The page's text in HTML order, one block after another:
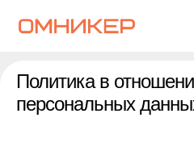
Политика в
персональных